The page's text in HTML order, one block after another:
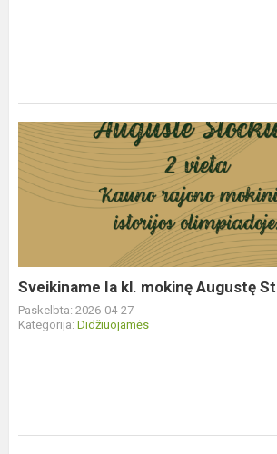
Sveikiname
Ia
kl.
mokinę
Sveikiname Ia kl. mokinę Augustę
Paskelbta: 2026-04-27
Kategorija: Didžiuojamės